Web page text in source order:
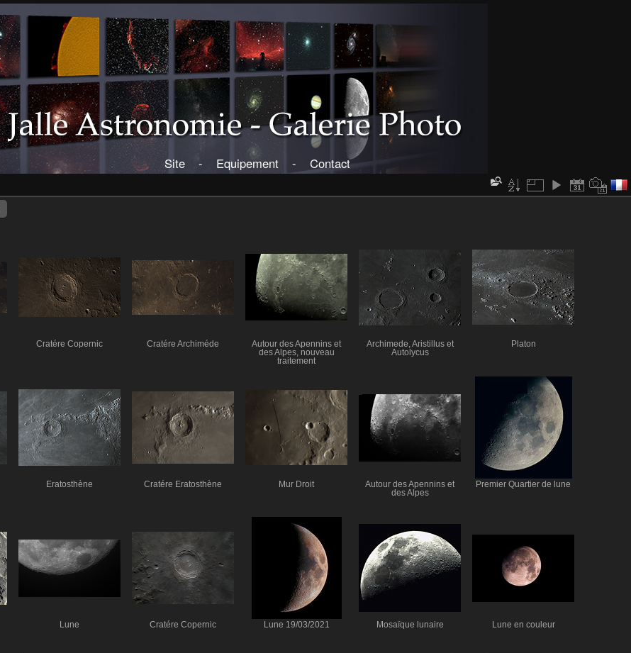
Site - Equipement - Contact
Cratére Copernic Cratére Archiméde
Autour des Apennins et
des Alpes, nouveau
traitement
Archimede, Aristillus et
Autolycus
Platon
Ératosthène Cratére Ératosthène Mur Droit
Autour des Apennins et
des Alpes
Premier Quartier de lune
Lune Cratére Copernic Lune 19/03/2021 Mosaïque lunaire Lune en couleur